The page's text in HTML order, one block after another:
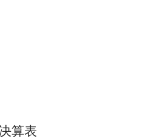
算表